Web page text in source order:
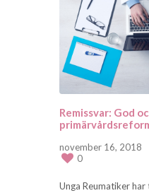
Remissvar: God
november 16, 2018
0
Unga Reumatiker har